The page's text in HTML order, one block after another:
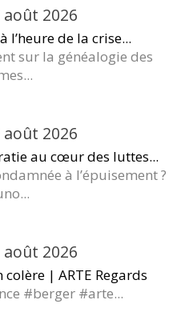
août 2026
l’heure de la crise...
sur la généalogie des
août 2026
au cœur des luttes...
à l’épuisement ?
août 2026
colère | ARTE Regards
#berger #arte...